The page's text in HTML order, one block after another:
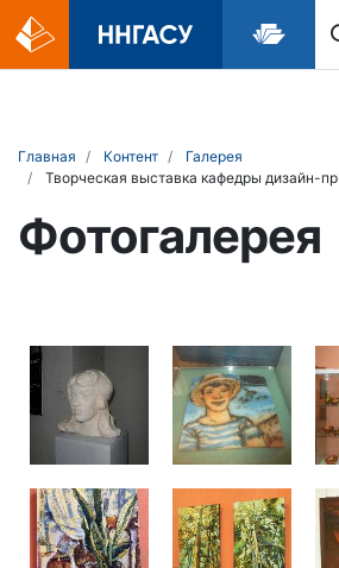
Главная Контент
Галерея
Творческая выставка кафедры дизайн-проектирования и изобразительных искусств
Фотогалерея